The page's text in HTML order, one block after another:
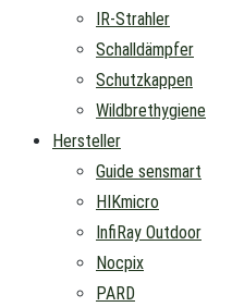
IR-Strahler
Schalldämpfer
Schutzkappen
Wildbrethygiene
Hersteller
Guide sensmart
HIKmicro
InfiRay Outdoor
Nocpix
PARD